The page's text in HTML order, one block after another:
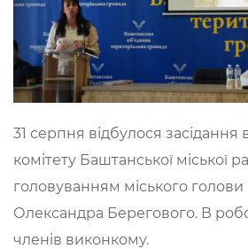
31 серпня відбулося засідання
комітету Баштанської міської
головуванням міського голови
Олександра Берегового. В
членів виконкому.